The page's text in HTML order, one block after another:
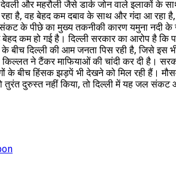
और महरौली जैसे डार्क जोन वाले इलाकों के
है, वह बेहद कम दबाव के साथ और गंदा आ रहा
पीछे का मुख्य तकनीकी कारण यमुना नदी के
बेहद कम हो गई है। दिल्ली सरकार का आरोप है कि
बीच दिल्ली की आम जनता पिस रही है, जिसे इस
किल्लत ने टैंकर माफियाओं की चांदी कर दी है।
के बीच हिंसक झड़पें भी देखने को मिल रही हैं।
दुरुस्त नहीं किया, तो दिल्ली में यह जल